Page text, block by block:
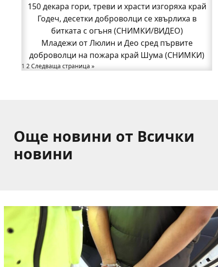
Полицията влиза в селата
Възможни са прекъсвания на тока утре в части
от община Годеч
Какво накара Яна и Станимир да изберат Годеч
пред живота в чужбина? (ВИДЕО)
Родов оброк събра поколения под старата круша
150 декара гори, треви и храсти изгоряха край
Годеч, десетки доброволци се хвърлиха в
битката с огъня (СНИМКИ/ВИДЕО)
Младежи от Люлин и Део сред първите
доброволци на пожара край Шума (СНИМКИ)
1 2Следваща страница »
Още новини от Всички
новини